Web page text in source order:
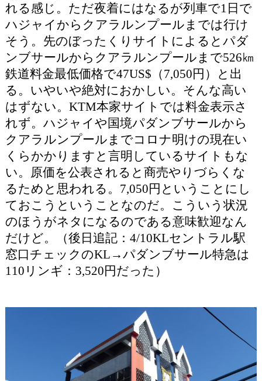
れる感じ。ただ夜着にはなるが列車で1日で
ハジャイからクアラルンプールまでは行け
そう。先のぼったくりサイトによるとパダ
ンブサールからクアラルンプールまで526㎞
鉄道料金最低価格で47US$（7,050円）と出
る。いやいや絶対におかしい。そんな高い
はずない。KTM本家サイトでは料金表示さ
れず。ハジャイや国境パダンブサールから
クアラルンプールまでコロナ明けの現在い
くらかかりますと言明しているサイトもな
い。原価を公表されると商売やりづらくな
るためと思われる。7,050円ということにし
ておこうということなのだ。こういう状況
のほうがネタになるのである意味歓迎なん
だけど。（後日追記：4/10KLセントラル駅
窓口チェックのKL→パダンブサール特急は
110リンギ：3,520円だった）